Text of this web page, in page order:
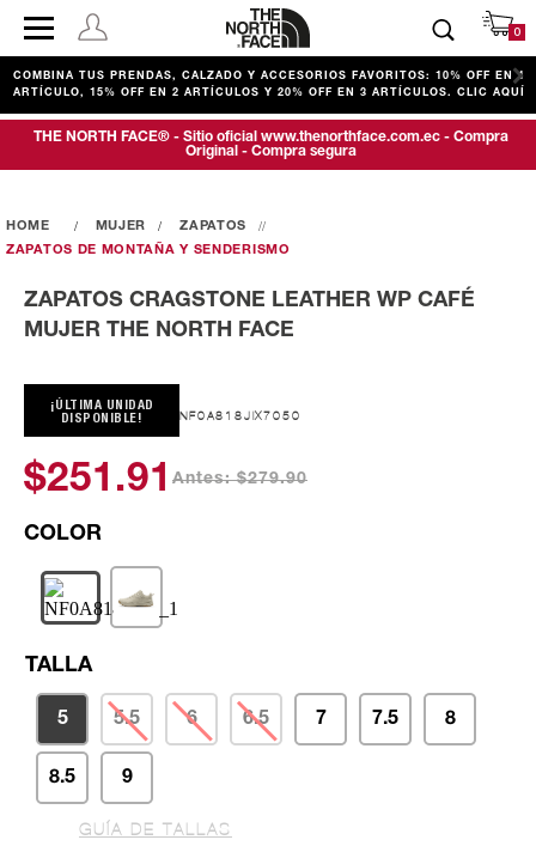
0
COMBINA TUS PRENDAS, CALZADO Y ACCESORIOS FAVORITOS: 10% OFF EN 1
ARTÍCULO, 15% OFF EN 2 ARTÍCULOS Y 20% OFF EN 3 ARTÍCULOS. CLIC AQUÍ
THE NORTH FACE® - Sitio oficial www.thenorthface.com.ec - Compra
Original - Compra segura
MUJER
ZAPATOS
ZAPATOS DE MONTAÑA Y SENDERISMO
ZAPATOS CRAGSTONE LEATHER WP CAFÉ
MUJER THE NORTH FACE
¡ÚLTIMA UNIDAD
DISPONIBLE!
NF0A818JIX7050
$251.91 Antes: $279.90
TALLA
5 5.5 6 6.5 7 7.5 8
8.5 9
GUÍA DE TALLAS